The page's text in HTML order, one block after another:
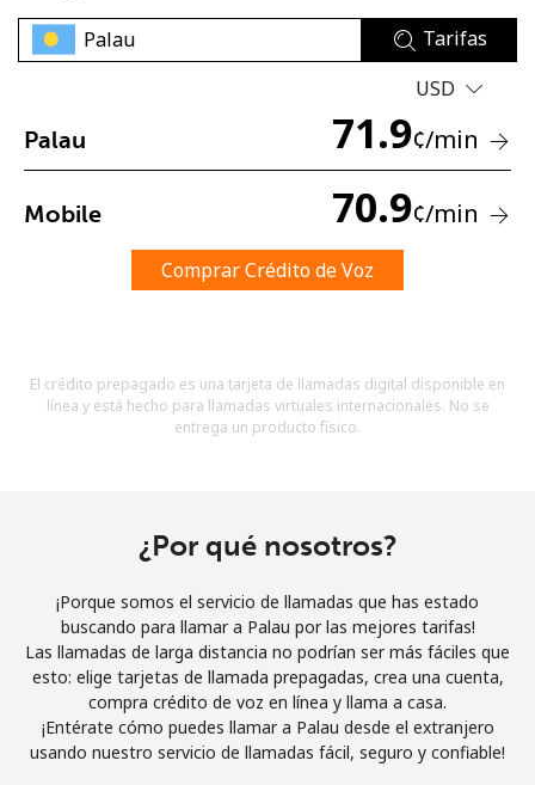
No se ha creado una contraseña
Mínimo 8 caracteres
Un caracter especial
Al abrir una cuenta en este sitio web, estoy de acuerdo con
Términos y condiciones.
Únete
¡Hola!
Tarifas
USD
Palau 71.9¢/min
Mobile 70.9¢/min
Comprar Crédito de Voz
El crédito prepagado es una tarjeta de llamadas digital disponible en
línea y está hecho para llamadas virtuales internacionales. No se
entrega un producto físico.
¿Por qué nosotros?
¡Porque somos el servicio de llamadas que has estado
buscando para llamar a Palau por las mejores tarifas!
Las llamadas de larga distancia no podrían ser más fáciles que
esto: elige tarjetas de llamada prepagadas, crea una cuenta,
compra crédito de voz en línea y llama a casa.
¡Entérate cómo puedes llamar a Palau desde el extranjero
usando nuestro servicio de llamadas fácil, seguro y confiable!